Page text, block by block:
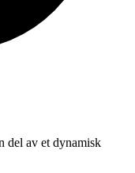
del av et dynamisk